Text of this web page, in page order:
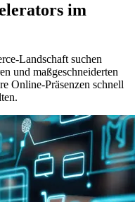
im
Landschaft suchen
und maßgeschneiderten
Online-Präsenzen schnell